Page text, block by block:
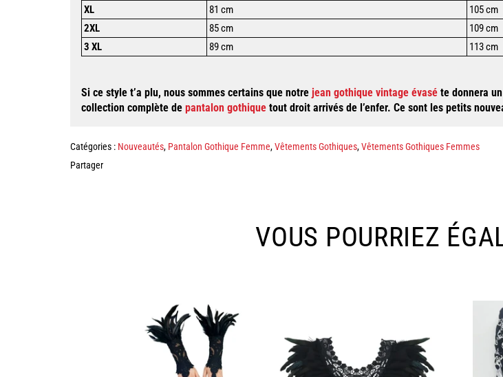
XL
81 cm 105 cm
2XL
85 cm 109 cm
3 XL
89 cm 113 cm
Si ce style t’a plu, nous sommes certains que notre jean gothique vintage évasé te donnera
collection complète de pantalon gothique tout droit arrivés de l’enfer. Ce sont les petits
Catégories : Nouveautés, Pantalon Gothique Femme,Vêtements Gothiques,Vêtements Gothiques Femmes
Partager
VOUS POURRIEZ